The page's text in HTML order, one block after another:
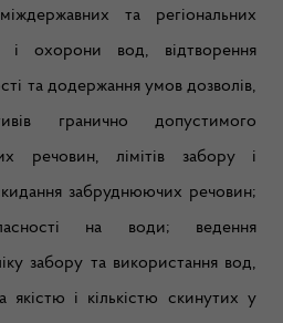
та регіональних
і охорони вод, відтворення
та додержання умов дозволів,
гранично допустимого
речовин, лімітів забору і
забруднюючих речовин;
на води; ведення
забору та використання вод,
якістю і кількістю скинутих у